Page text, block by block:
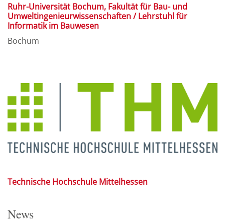
Ruhr-Universität Bochum, Fakultät für Bau- und
Umweltingenieurwissenschaften / Lehrstuhl für
Informatik im Bauwesen
Bochum
Technische Hochschule Mittelhessen
News